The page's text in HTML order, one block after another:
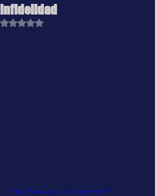
infidelidad
Obtuvo NaN de 5 estrellas.
https://www.youtube.com/watch?